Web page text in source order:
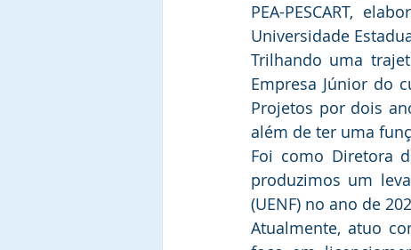
PEA-PESCART,
Universidade
Trilhando uma
Empresa Júnior do
Projetos por dois
além de ter uma
Foi como Diretora
produzimos um
(UENF) no ano de
Atualmente, atuo